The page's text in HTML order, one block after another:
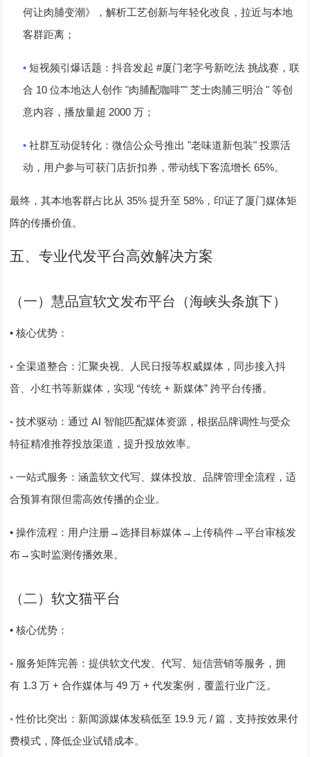
何让肉脯变潮》，解析工艺创新与年轻化改良，拉近与本地
客群距离；
•短视频引爆话题 ：抖音发起 #厦门老字号新吃法 挑战赛，联
合 10位本地达人创作"肉脯配咖啡""芝士肉脯三明治"等创
意内容，播放量超 2000万；
•社群互动促转化 ：微信公众号推出 "老味道新包装"投票活
动，用户参与可获门店折扣券，带动线下客流增长65%。
最终，其本地客群占比从 35%提升至58% ，印证了厦门媒体矩
阵的传播价值。
五、专业代发平台高效解决方案
（一）慧品宣软文发布平台（海峡头条旗下）
•核心优势 ：
◦全渠道整合：汇聚央视、人民日报等权威媒体，同步接入抖
音、小红书等新媒体，实现“传统+ 新媒体” 跨平台传播。
◦技术驱动：通过AI 智能匹配媒体资源，根据品牌调性与受众
特征精准推荐投放渠道，提升投放效率。
◦一站式服务：涵盖软文代写、媒体投放、品牌管理全流程，适
合预算有限但需高效传播的企业。
•操作流程 ：用户注册→选择目标媒体→ 上传稿件→平台审核发
布→ 实时监测传播效果。
（二）软文猫平台
•核心优势 ：
◦ 服务矩阵完善：提供软文代发、代写、短信营销等服务，拥
有 1.3万+合作媒体与49万+代发案例，覆盖行业广泛。
◦性价比突出：新闻源媒体发稿低至 19.9 元/篇，支持按效果付
费模式，降低企业试错成本。